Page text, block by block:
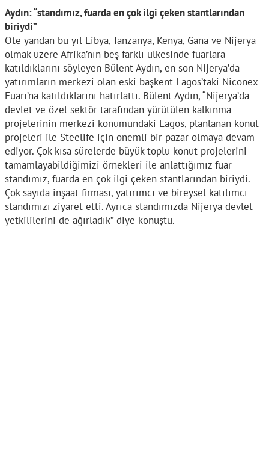
Aydın: “standımız, fuarda en çok ilgi çeken stantlarından
biriydi”
Öte yandan bu yıl Libya, Tanzanya, Kenya, Gana ve Nijerya
olmak üzere Afrika’nın beş farklı ülkesinde fuarlara
katıldıklarını söyleyen Bülent Aydın, en son Nijerya’da
yatırımların merkezi olan eski başkent Lagos’taki Niconex
Fuarı’na katıldıklarını hatırlattı. Bülent Aydın, “Nijerya’da
devlet ve özel sektör tarafından yürütülen kalkınma
projelerinin merkezi konumundaki Lagos, planlanan konut
projeleri ile Steelife için önemli bir pazar olmaya devam
ediyor. Çok kısa sürelerde büyük toplu konut projelerini
tamamlayabildiğimizi örnekleri ile anlattığımız fuar
standımız, fuarda en çok ilgi çeken stantlarından biriydi.
Çok sayıda inşaat firması, yatırımcı ve bireysel katılımcı
standımızı ziyaret etti. Ayrıca standımızda Nijerya devlet
yetkililerini de ağırladık” diye konuştu.